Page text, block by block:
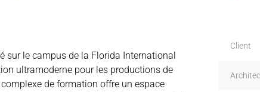
Client
sur le campus de la Florida International
ultramoderne pour les productions de
de formation offre un espace